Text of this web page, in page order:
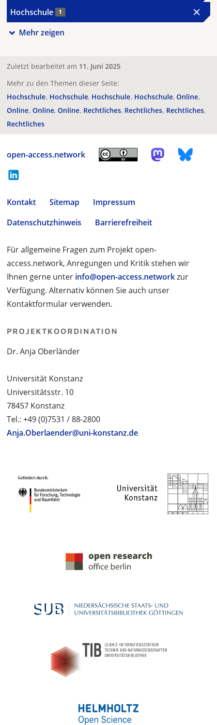
Hochschule 1
Mehr zeigen
Zuletzt bearbeitet am 11. Juni 2025
Mehr zu den Themen dieser Seite:
Hochschule Hochschule Hochschule Hochschule Online
Online Online Online Rechtliches Rechtliches Rechtliches
Rechtliches
open-access.network
Kontakt Sitemap
Impressum
Datenschutzhinweis
Barrierefreiheit
Für allgemeine Fragen zum Projekt open-
access.network, Anregungen und Kritik stehen wir
Ihnen gerne unter info@open-access.networkzur
Verfügung. Alternativ können Sie auch unser
Kontaktformular verwenden.
PROJEKTKOORDINATION
Dr. Anja Oberländer
Universität Konstanz
Universitätsstr. 10
78457 Konstanz
Tel.: +49 (0)7531 / 88-2800
Anja.Oberlaender@uni-konstanz.de